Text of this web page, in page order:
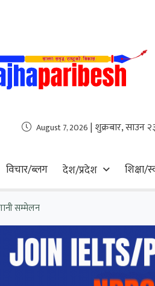
August 7, 2026 | शुक्रबार, साउन
विचार/ब्लग देश/प्रदेश शिक्षा/
सम्मेलन